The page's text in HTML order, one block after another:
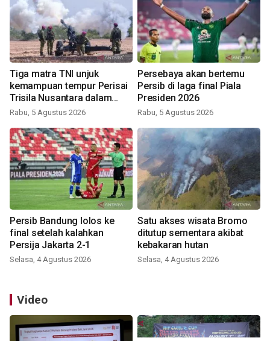
Tiga matra TNI unjuk
kemampuan tempur Perisai
Trisila Nusantara dalam
latihan di Kepri
Rabu, 5 Agustus 2026
Persebaya akan bertemu
Persib di laga final Piala
Presiden 2026
Rabu, 5 Agustus 2026
Persib Bandung lolos ke
final setelah kalahkan
Persija Jakarta 2-1
Selasa, 4 Agustus 2026
Satu akses wisata Bromo
ditutup sementara akibat
kebakaran hutan
Selasa, 4 Agustus 2026
Video